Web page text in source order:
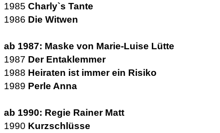
1985 Charly`s Tante
1986 Die Witwen
ab 1987: Maske von Marie-Luise Lütte
1987 Der Entaklemmer
1988 Heiraten ist immer ein Risiko
1989 Perle Anna
ab 1990: Regie Rainer Matt
1990 Kurzschlüsse